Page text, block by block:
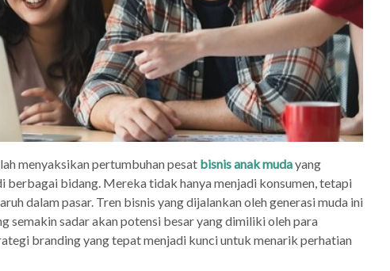
menyaksikan pertumbuhan pesat bisnis anak mudayang
berbagai bidang. Mereka tidak hanya menjadi konsumen, tetapi
dalam pasar. Tren bisnis yang dijalankan oleh generasi muda ini
semakin sadar akan potensi besar yang dimiliki oleh para
branding yang tepat menjadi kunci untuk menarik perhatian